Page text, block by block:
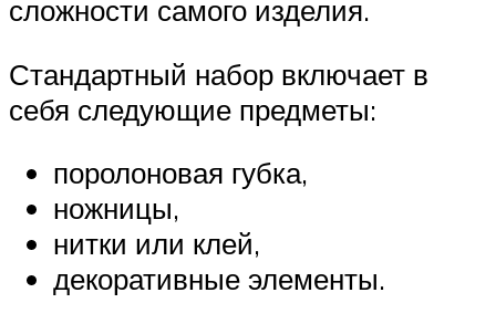
сложности самого изделия.
Стандартный набор включает в
себя следующие предметы:
поролоновая губка,
ножницы,
нитки или клей,
декоративные элементы.